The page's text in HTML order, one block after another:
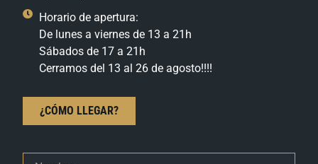
Horario de apertura:
De lunes a viernes de 13 a 21h
Sábados de 17 a 21h
Cerramos del 13 al 26 de agosto!!!!
¿CÓMO LLEGAR?